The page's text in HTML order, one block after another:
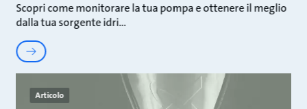
Scopri come monitorare la tua pompa e ottenere il meglio
dalla tua sorgente idri
Articolo